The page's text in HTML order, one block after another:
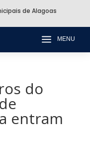
de Alagoas
a MENU
do
entram